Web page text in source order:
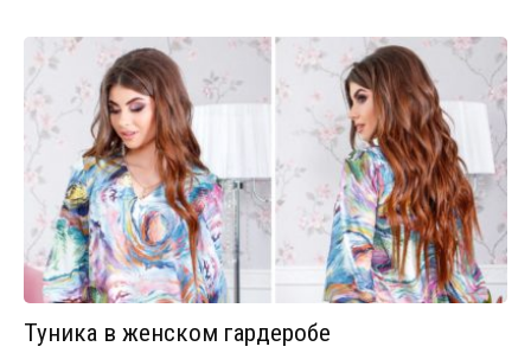
Туника в женском гардеробе